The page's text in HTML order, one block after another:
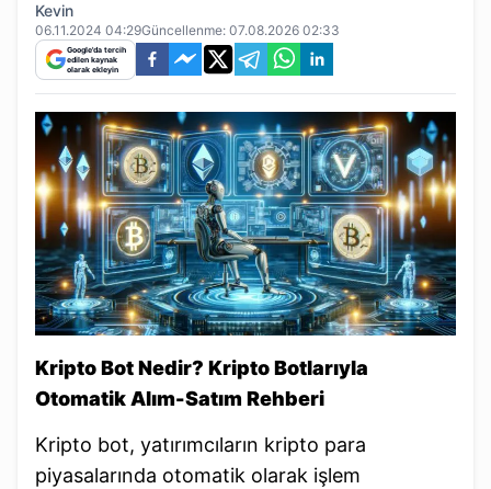
Kevin
06.11.2024 04:29Güncellenme: 07.08.2026 02:33
Google'da tercih
edilen kaynak
olarak ekleyin
Kripto Bot Nedir? Kripto Botlarıyla
Otomatik Alım-Satım Rehberi
Kripto bot, yatırımcıların kripto para
piyasalarında otomatik olarak işlem